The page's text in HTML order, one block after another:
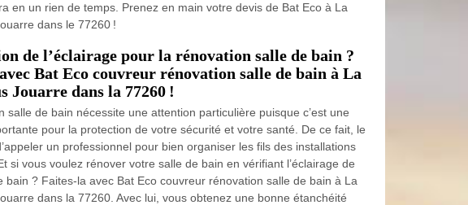
en un rien de temps. Prenez en main votre devis de Bat Eco à La
dans le 77260 !
de l’éclairage pour la rénovation salle de bain ?
Bat Eco couvreur rénovation salle de bain à La
Jouarre dans la 77260 !
salle de bain nécessite une attention particulière puisque c’est une
pour la protection de votre sécurité et votre santé. De ce fait, le
un professionnel pour bien organiser les fils des installations
si vous voulez rénover votre salle de bain en vérifiant l’éclairage de
bain ? Faites-la avec Bat Eco couvreur rénovation salle de bain à La
dans la 77260. Avec lui, vous obtenez une bonne étanchéité